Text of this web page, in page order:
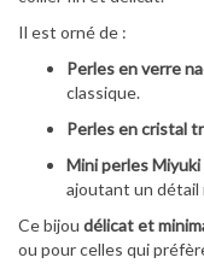
Il est orné de :
Perles en verre
classique.
Perles en cristal
Mini perles
ajoutant un détail
Ce bijou délicat et
ou pour celles qui